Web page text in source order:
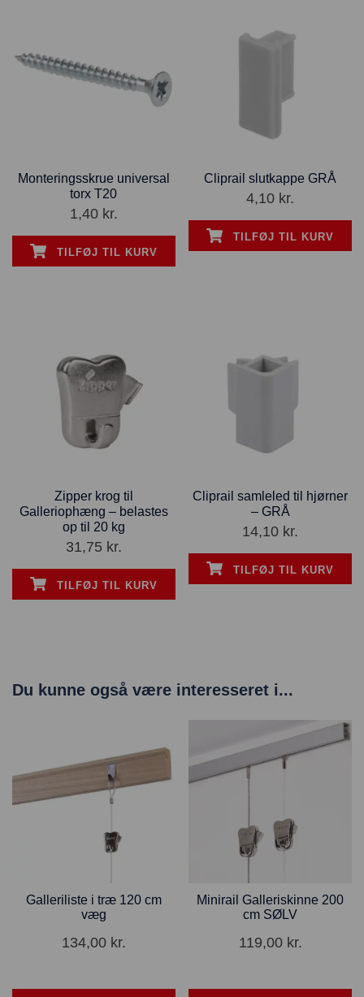
Monteringsskrue universal
torx T20
1,40 kr.
TILFØJ TIL KURV
Cliprail slutkappe GRÅ
4,10 kr.
TILFØJ TIL KURV
Zipper krog til
Galleriophæng – belastes
op til 20 kg
31,75 kr.
TILFØJ TIL KURV
Cliprail samleled til hjørner
– GRÅ
14,10 kr.
TILFØJ TIL KURV
Du kunne også være interesseret i...
Galleriliste i træ 120 cm
væg
134,00 kr.
Minirail Galleriskinne 200
cm SØLV
119,00 kr.